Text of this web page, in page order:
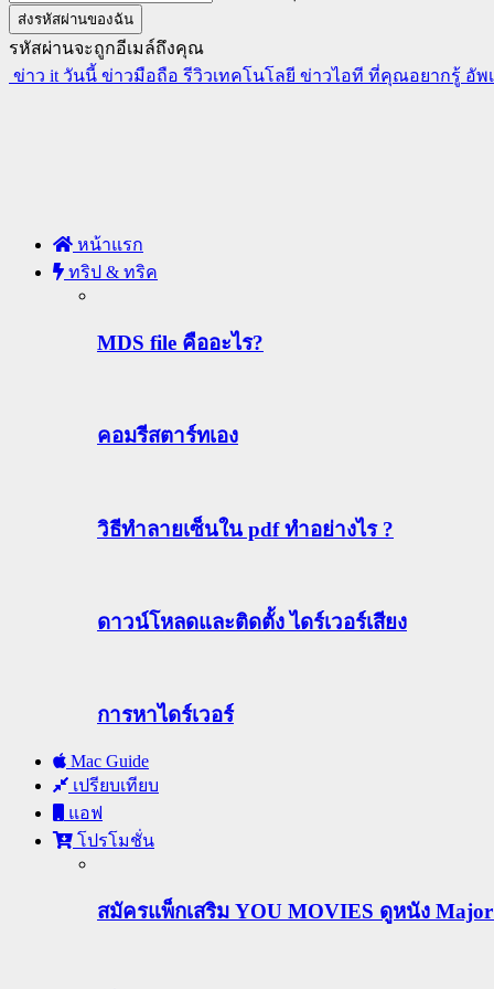
รหัสผ่านจะถูกอีเมล์ถึงคุณ
ข่าว it วันนี้ ข่าวมือถือ รีวิวเทคโนโลยี ข่าวไอที ที่คุณอยากรู้ อัพ
หน้าแรก
ทริป & ทริค
MDS file คืออะไร?
คอมรีสตาร์ทเอง
วิธีทําลายเซ็นใน pdf ทำอย่างไร ?
ดาวน์โหลดและติดตั้ง ไดร์เวอร์เสียง
การหาไดร์เวอร์
Mac Guide
เปรียบเทียบ
แอฟ
โปรโมชั่น
สมัครแพ็กเสริม YOU MOVIES ดูหนัง